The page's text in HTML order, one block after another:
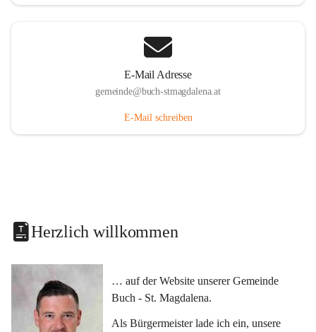
E-Mail Adresse
gemeinde@buch-stmagdalena.at
E-Mail schreiben
Herzlich willkommen
… auf der Website unserer Gemeinde
Buch - St. Magdalena.
Als Bürgermeister lade ich ein, unsere